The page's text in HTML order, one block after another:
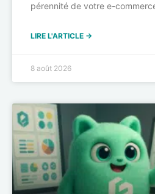
pérennité de votre e-
LIRE L'ARTICLE →
8 août 2026